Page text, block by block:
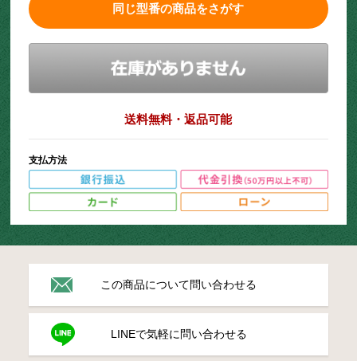
同じ型番の商品をさがす
送料無料・返品可能
支払方法
この商品について問い合わせる
LINEで気軽に問い合わせる